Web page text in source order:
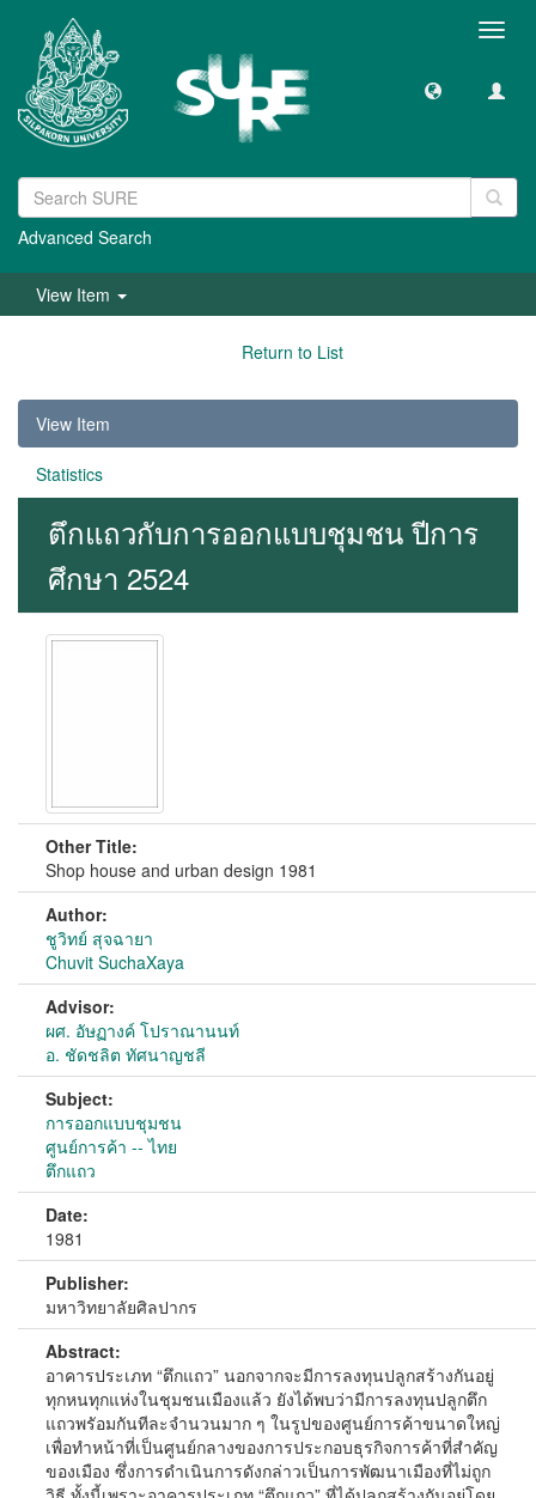
Advanced Search
View Item
Return to List
View Item
Statistics
ตึกแถวกับการออกแบบชุมชน ปีการ
ศึกษา 2524
Other Title:
Shop house and urban design 1981
Author:
ชูวิทย์ สุจฉายา
Chuvit SuchaXaya
Advisor:
ผศ. อัษฏางค์ โปราณานนท์
อ. ชัดชลิต ทัศนาญชลี
Subject:
การออกแบบชุมชน
ศูนย์การค้า -- ไทย
ตึกแถว
Date:
1981
Publisher:
มหาวิทยาลัยศิลปากร
Abstract:
อาคารประเภท “ตึกแถว” นอกจากจะมีการลงทุนปลูกสร้างกันอยู่
ทุกหนทุกแห่งในชุมชนเมืองแล้ว ยังได้พบว่ามีการลงทุนปลูกตึก
แถวพรัอมกันทีละจำนวนมาก ๆ ในรูปของศูนย์การค้าขนาดใหญ่
เพื่อทำหน้าที่เป็นศูนย์กลางของการประกอบธุรกิจการค้าที่สำคัญ
ของเมือง ซึ่งการดำเนินการดังกล่าวเป็นการพัฒนาเมืองที่ไม่ถูก